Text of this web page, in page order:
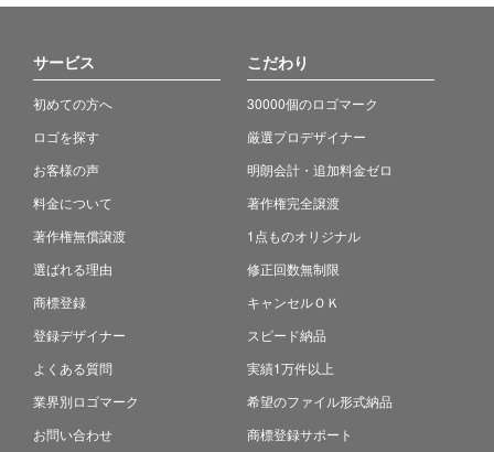
サービス
初めての方へ
ロゴを探す
お客様の声
料金について
著作権無償譲渡
選ばれる理由
商標登録
登録デザイナー
よくある質問
業界別ロゴマーク
お問い合わせ
こだわり
30000個のロゴマーク
厳選プロデザイナー
明朗会計・追加料金ゼロ
著作権完全譲渡
1点ものオリジナル
修正回数無制限
キャンセルＯＫ
スピード納品
実績1万件以上
希望のファイル形式納品
商標登録サポート